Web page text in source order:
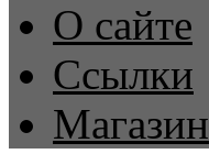
О сайте
Ссылки
Магазин